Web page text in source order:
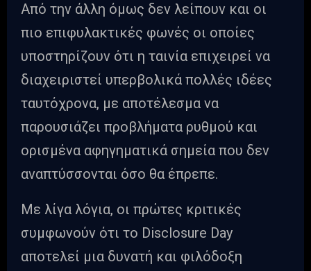
Από την άλλη όμως δεν λείπουν και οι
πιο επιφυλακτικές φωνές οι οποίες
υποστηρίζουν ότι η ταινία επιχειρεί να
διαχειριστεί υπερβολικά πολλές ιδέες
ταυτόχρονα, με αποτέλεσμα να
παρουσιάζει προβλήματα ρυθμού και
ορισμένα αφηγηματικά σημεία που δεν
αναπτύσσονται όσο θα έπρεπε.
Με λίγα λόγια, οι πρώτες κριτικές
συμφωνούν ότι το Disclosure Day
αποτελεί μια δυνατή και φιλόδοξη